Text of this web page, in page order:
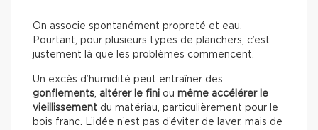
On associe spontanément propreté et eau.
Pourtant, pour plusieurs types de planchers, c’est
justement là que les problèmes commencent.
Un excès d’humidité peut entraîner des
gonflements altérer le fini ou même accélérer le
vieillissement du matériau, particulièrement pour le
bois franc. L’idée n’est pas d’éviter de laver, mais de